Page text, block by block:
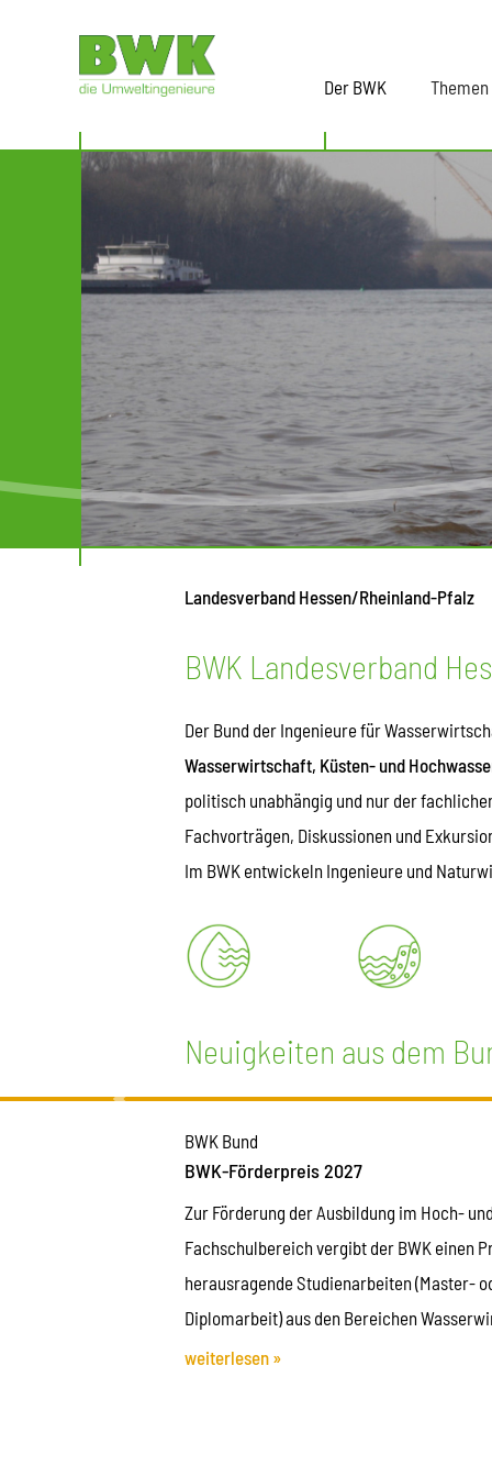
Der BWK Themen
Landesverband Hessen/Rheinland-Pfalz
BWK Landesverband
Der Bund der Ingenieure für
Wasserwirtschaft, Küsten- und
politisch unabhängig und nur der
Fachvorträgen, Diskussionen und
Im BWK entwickeln Ingenieure und
Neuigkeiten aus dem
BWK Bund
BWK-Förderpreis 2027
Zur Förderung der Ausbildung im Hoch- und
Fachschulbereich vergibt der BWK einen
herausragende Studienarbeiten (Master-
Diplomarbeit) aus den Bereichen
Abfallwirtschaft, Kulturbau und
weiterlesen »